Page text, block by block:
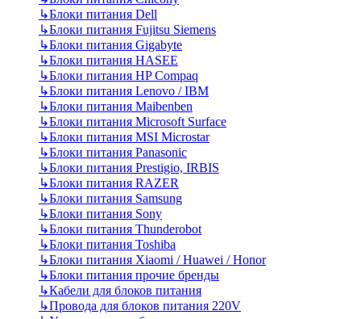
↳Блоки питания Dell
↳Блоки питания Fujitsu Siemens
↳Блоки питания Gigabyte
↳Блоки питания HASEE
↳Блоки питания HP Compaq
↳Блоки питания Lenovo / IBM
↳Блоки питания Maibenben
↳Блоки питания Microsoft Surface
↳Блоки питания MSI Microstar
↳Блоки питания Panasonic
↳Блоки питания Prestigio, IRBIS
↳Блоки питания RAZER
↳Блоки питания Samsung
↳Блоки питания Sony
↳Блоки питания Thunderobot
↳Блоки питания Toshiba
↳Блоки питания Xiaomi / Huawei / Honor
↳Блоки питания прочие бренды
↳Кабели для блоков питания
↳Провода для блоков питания 220V